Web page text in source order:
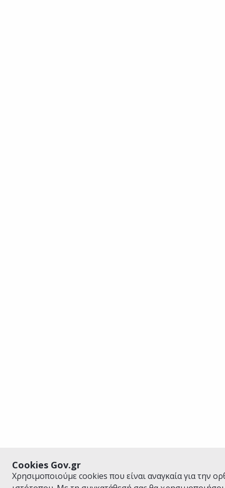
Cookies Gov.gr
Χρησιμοποιούμε cookies που είναι αναγκαία για την